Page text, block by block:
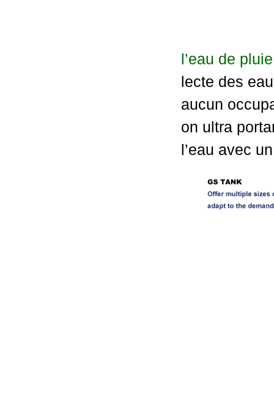
l’eau de
lecte des
aucun
on ultra
l’eau avec